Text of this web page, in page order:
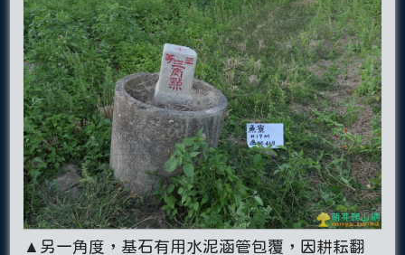
▲另一角度，基石有用水泥涵管包覆，因耕耘翻